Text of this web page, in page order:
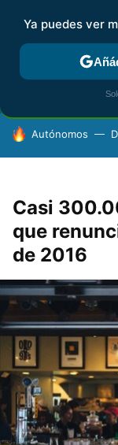
FISCALIDAD Y
HOY SE HABLA
Autónomos
Casi
que
de 2016
Ya puedes ver